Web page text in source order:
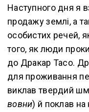
Наступного дня я
продажу землі, а
особистих речей,
того, як люди
до Дракар Тасо.
для проживання
виклав твердий
вовни) й поклав